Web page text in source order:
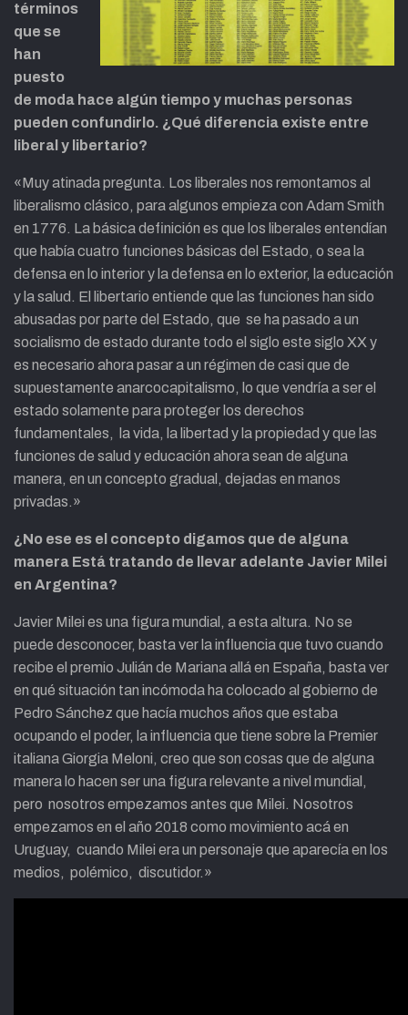
términos
que se
han
puesto
de moda hace algún tiempo y muchas personas
pueden confundirlo. ¿Qué diferencia existe entre
liberal y libertario?
«Muy atinada pregunta. Los liberales nos remontamos al
liberalismo clásico, para algunos empieza con Adam Smith
en 1776. La básica definición es que los liberales entendían
que había cuatro funciones básicas del Estado, o sea la
defensa en lo interior y la defensa en lo exterior, la educación
y la salud. El libertario entiende que las funciones han sido
abusadas por parte del Estado, que se ha pasado a un
socialismo de estado durante todo el siglo este siglo XX y
es necesario ahora pasar a un régimen de casi que de
supuestamente anarcocapitalismo, lo que vendría a ser el
estado solamente para proteger los derechos
fundamentales, la vida, la libertad y la propiedad y que las
funciones de salud y educación ahora sean de alguna
manera, en un concepto gradual, dejadas en manos
privadas.»
¿No ese es el concepto digamos que de alguna
manera Está tratando de llevar adelante Javier Milei
en Argentina?
Javier Milei es una figura mundial, a esta altura. No se
puede desconocer, basta ver la influencia que tuvo cuando
recibe el premio Julián de Mariana allá en España, basta ver
en qué situación tan incómoda ha colocado al gobierno de
Pedro Sánchez que hacía muchos años que estaba
ocupando el poder, la influencia que tiene sobre la Premier
italiana Giorgia Meloni, creo que son cosas que de alguna
manera lo hacen ser una figura relevante a nivel mundial,
pero nosotros empezamos antes que Milei. Nosotros
empezamos en el año 2018 como movimiento acá en
Uruguay, cuando Milei era un personaje que aparecía en los
medios, polémico, discutidor.»